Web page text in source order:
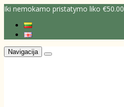
Iki nemokamo pristatymo liko €50.00
Navigacija